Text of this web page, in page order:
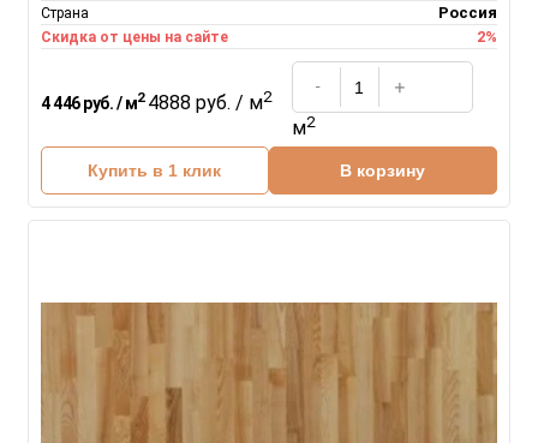
Страна Россия
Скидка от цены на сайте 2%
4 446 руб. / м2 4888 руб. / м2
м2
Купить в 1 клик В корзину